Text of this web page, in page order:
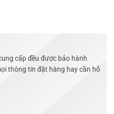
cấp đều được bảo hành
thông tin đặt hàng hay cần hỗ